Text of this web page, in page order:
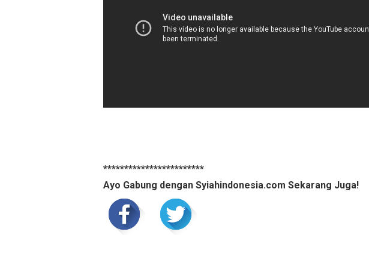
************************
Ayo Gabung dengan Syiahindonesia.com Sekarang Juga!